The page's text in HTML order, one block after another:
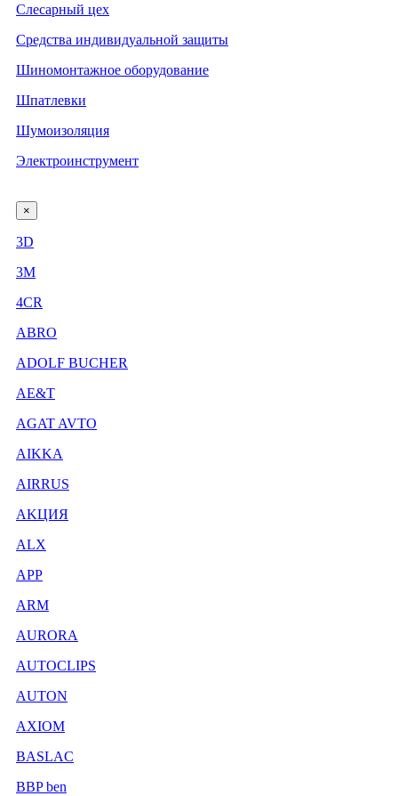
Слесарный цех
Средства индивидуальной защиты
Шиномонтажное оборудование
Шпатлевки
Шумоизоляция
Электроинструмент
×
3D
3М
4CR
ABRO
ADOLF BUCHER
AE&T
AGAT AVTO
AIKKA
AIRRUS
AKЦИЯ
ALX
APP
ARM
AURORA
AUTOCLIPS
AUTON
AXIOM
BASLAC
BBP ben